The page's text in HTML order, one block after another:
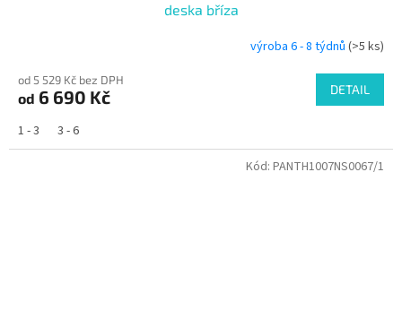
deska bříza
výroba 6 - 8 týdnů (>5 ks)
od 5 529 Kč bez DPH
od 6 690 Kč DETAIL
1 - 3 3 - 6
Kód: PANTH1007NS0067/1